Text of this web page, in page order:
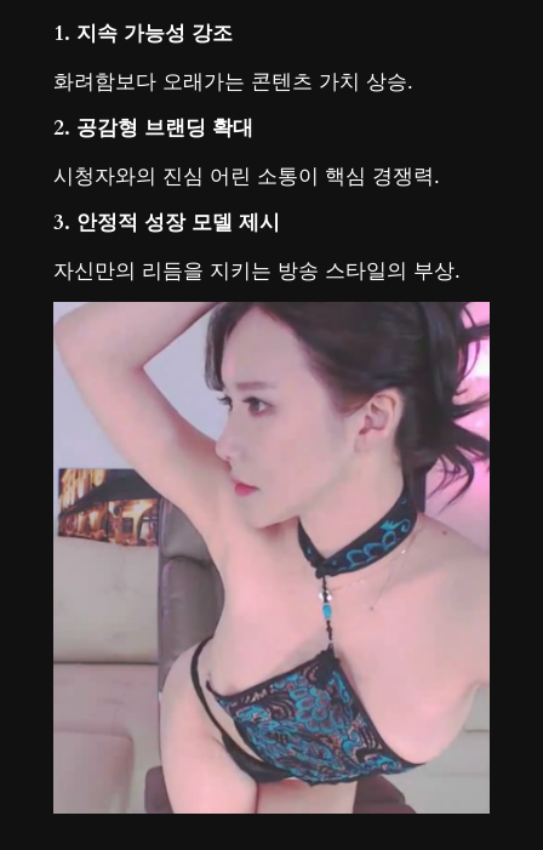
1. 지속 가능성 강조
화려함보다 오래가는 콘텐츠 가치 상승.
2. 공감형 브랜딩 확대
시청자와의 진심 어린 소통이 핵심 경쟁력.
3. 안정적 성장 모델 제시
자신만의 리듬을 지키는 방송 스타일의 부상.